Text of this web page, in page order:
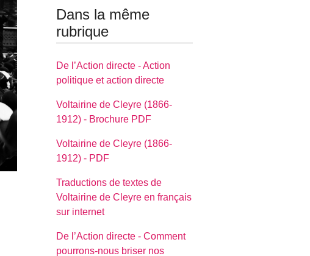
Dans la même
rubrique
De l’Action directe - Action
politique et action directe
Voltairine de Cleyre (1866-
1912) - Brochure PDF
Voltairine de Cleyre (1866-
1912) - PDF
Traductions de textes de
Voltairine de Cleyre en français
sur internet
De l’Action directe - Comment
pourrons-nous briser nos